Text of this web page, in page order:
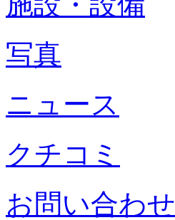
写真
ニュース
クチコミ
お問い合わせ